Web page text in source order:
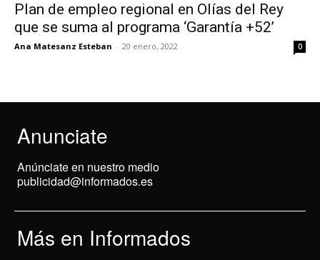
Plan de empleo regional en Olías del Rey
que se suma al programa ‘Garantía +52’
Ana Matesanz Esteban - 20 enero, 2022 0
Anunciate
Anúnciate en nuestro medio
publicidad@informados.es
Más en Informados